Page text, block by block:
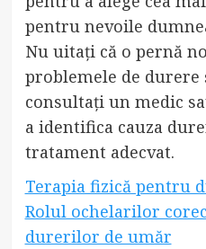
pentru nevoile
Nu uitați că o pernă
problemele de durere
consultați un medic
a identifica cauza
tratament adecvat.
Terapia fizică pentru
Rolul ochelarilor
durerilor de umăr